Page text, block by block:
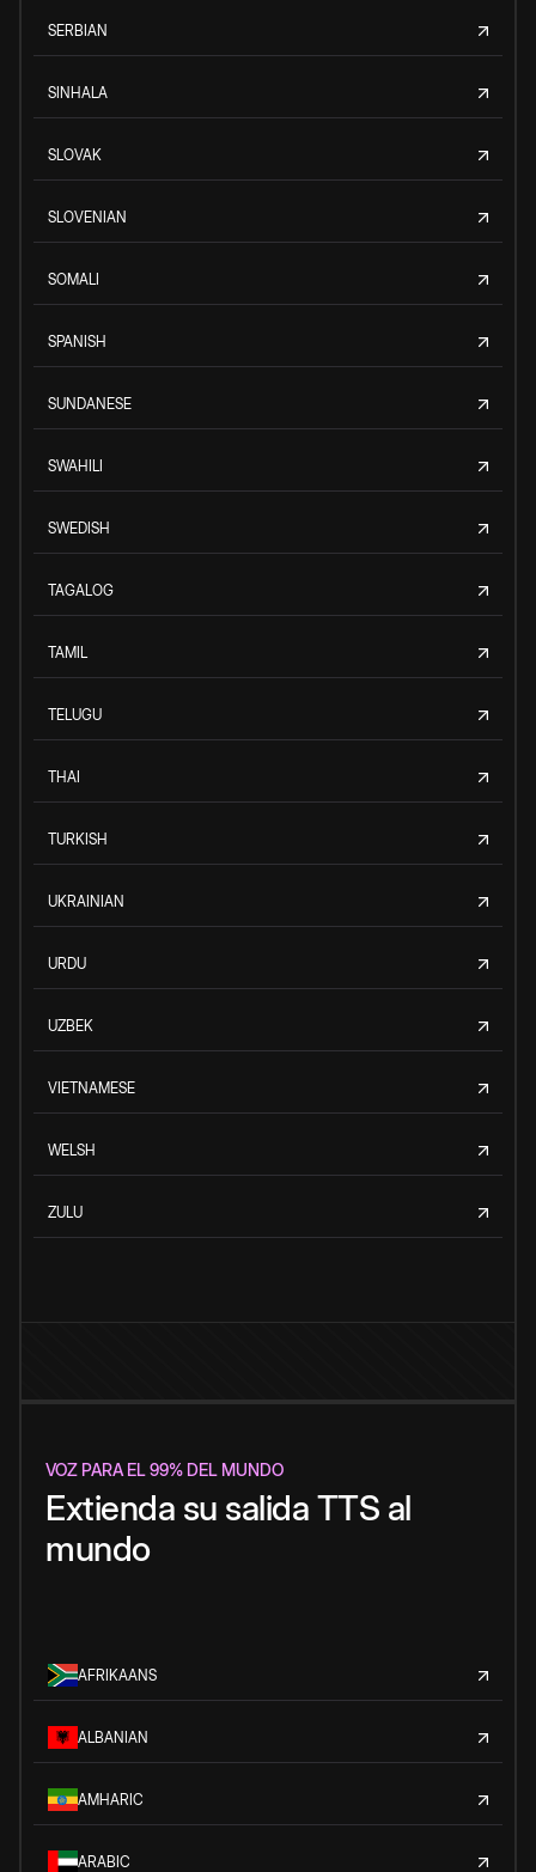
SERBIAN
SINHALA
SLOVAK
SLOVENIAN
SOMALI
SPANISH
SUNDANESE
SWAHILI
SWEDISH
TAGALOG
TAMIL
TELUGU
THAI
TURKISH
UKRAINIAN
URDU
UZBEK
VIETNAMESE
WELSH
ZULU
VOZ PARA EL 99% DEL MUNDO
Extienda su salida TTS al
mundo
AFRIKAANS
ALBANIAN
AMHARIC
ARABIC